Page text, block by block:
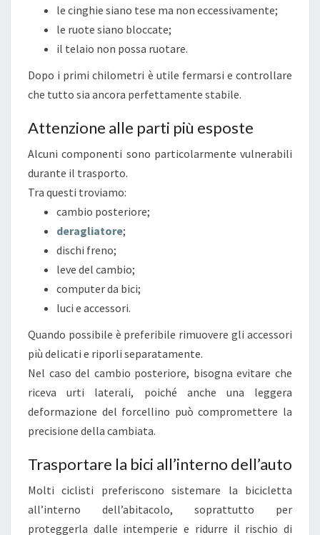
le cinghie siano tese ma non eccessivamente;
le ruote siano bloccate;
il telaio non possa ruotare.
Dopo i primi chilometri è utile fermarsi e controllare
che tutto sia ancora perfettamente stabile.
Attenzione alle parti più esposte
Alcuni componenti sono particolarmente vulnerabili
durante il trasporto.
Tra questi troviamo:
cambio posteriore;
deragliatore;
dischi freno;
leve del cambio;
computer da bici;
luci e accessori.
Quando possibile è preferibile rimuovere gli accessori
più delicati e riporli separatamente.
Nel caso del cambio posteriore, bisogna evitare che
riceva urti laterali, poiché anche una leggera
deformazione del forcellino può compromettere la
precisione della cambiata.
Trasportare la bici all’interno dell’auto
Molti ciclisti preferiscono sistemare la bicicletta
all’interno dell’abitacolo, soprattutto per
proteggerla dalle intemperie e ridurre il rischio di